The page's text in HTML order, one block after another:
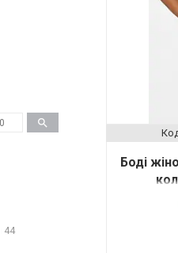
Боді
44